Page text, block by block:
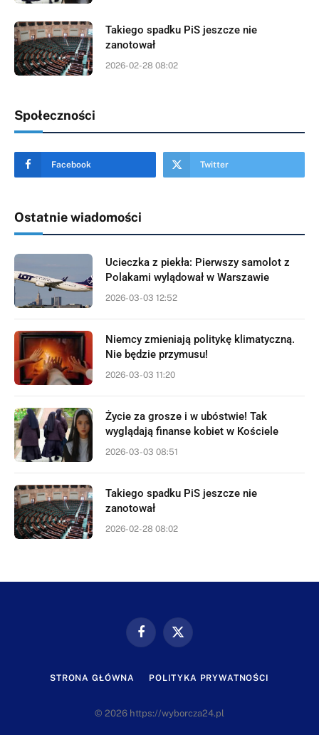
Takiego spadku PiS jeszcze nie
zanotował
2026-02-28 08:02
Społeczności
Facebook Twitter
Ostatnie wiadomości
Ucieczka z piekła: Pierwszy samolot z
Polakami wylądował w Warszawie
2026-03-03 12:52
Niemcy zmieniają politykę klimatyczną.
Nie będzie przymusu!
2026-03-03 11:20
Życie za grosze i w ubóstwie! Tak
wyglądają finanse kobiet w Kościele
2026-03-03 08:51
Takiego spadku PiS jeszcze nie
zanotował
2026-02-28 08:02
FacebookX
STRONA GŁÓWNA POLITYKA PRYWATNOŚCI
© 2026 https://wyborcza24.pl